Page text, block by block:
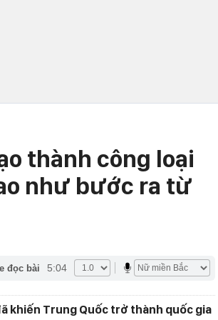
thành công loại
như bước ra từ
đọc bài 5:04
khiến Trung Quốc trở thành quốc gia